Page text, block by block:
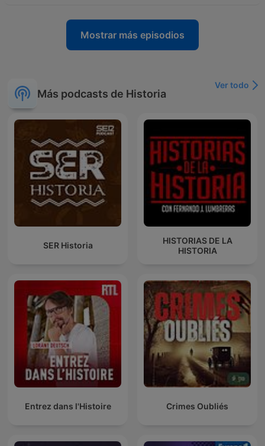
Mostrar más episodios
Más podcasts de Historia
Ver todo
SER Historia
HISTORIAS DE LA
HISTORIA
Entrez dans l'Histoire Crimes Oubliés